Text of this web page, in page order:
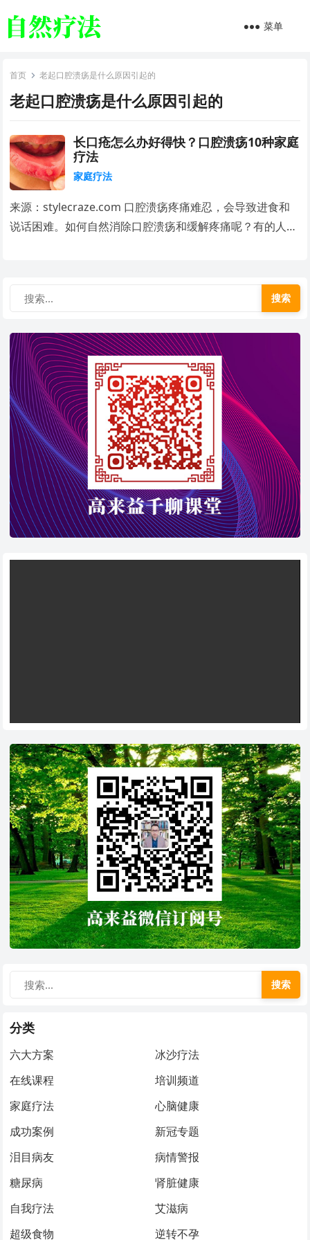
菜单
首页 老起口腔溃疡是什么原因引起的
老起口腔溃疡是什么原因引起的
长口疮怎么办好得快？口腔溃疡10种家庭
疗法
家庭疗法
来源：stylecraze.com 口腔溃疡疼痛难忍，会导致进食和
说话困难。如何自然消除口腔溃疡和缓解疼痛呢？有的人…
搜索
搜索
分类
六大方案
冰沙疗法
在线课程
培训频道
家庭疗法
心脑健康
成功案例
新冠专题
泪目病友
病情警报
糖尿病
肾脏健康
自我疗法
艾滋病
超级食物
逆转不孕